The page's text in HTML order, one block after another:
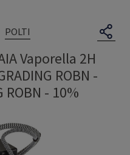
POLTI
Vaporella 2H
ROBN -
ROBN - 10%